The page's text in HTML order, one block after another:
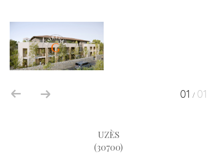
01 / 01
UZÈS
(30700)